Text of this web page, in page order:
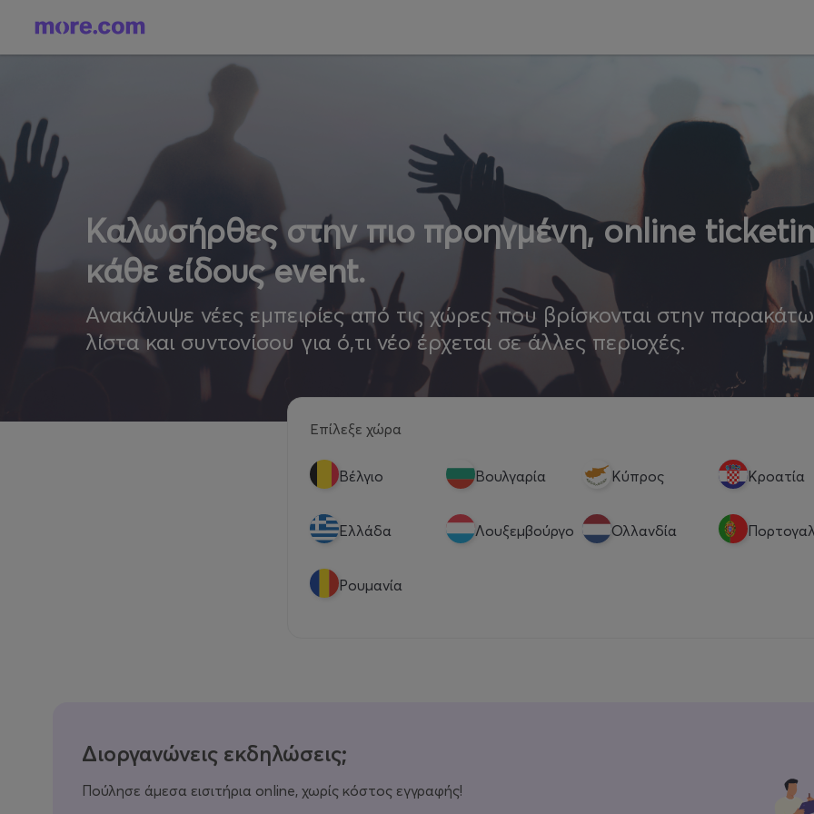
Καλωσήρθες στην πιο προηγμένη, online
κάθε είδους event.
Ανακάλυψε νέες εμπειρίες από τις χώρες που βρίσκονται στην παρακάτω
λίστα και συντονίσου για ό,τι νέο έρχεται σε άλλες περιοχές.
Επίλεξε χώρα
Βέλγιο Βουλγαρία Κύπρος Κροατία
Eλλάδα Λουξεμβούργο Ολλανδία
Ρουμανία
Διοργανώνεις εκδηλώσεις;
Πούλησε άμεσα εισιτήρια online, χωρίς κόστος εγγραφής!